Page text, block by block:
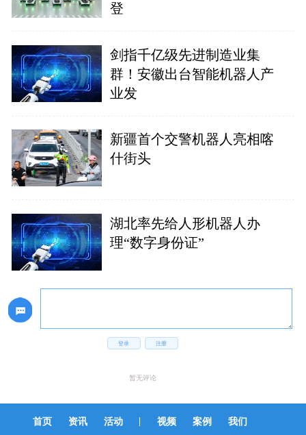
登
剑指千亿级先进制造业集
群！安徽出台智能机器人产
业发
新疆首个交警机器人亮相喀
什街头
湖北率先给人形机器人办
理“数字身份证”
登录 注册
暂无评论
首页 资讯 活动 | 视频 案例 我们